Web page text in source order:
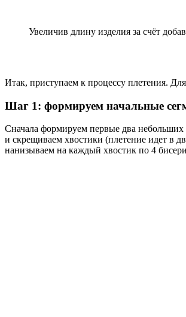
Увеличив длину изделия за счёт
Итак, приступаем к процессу плетения.
Шаг 1: формируем начальные
Сначала формируем первые два небольших
и скрещиваем хвостики (плетение идет в
нанизываем на каждый хвостик по 4